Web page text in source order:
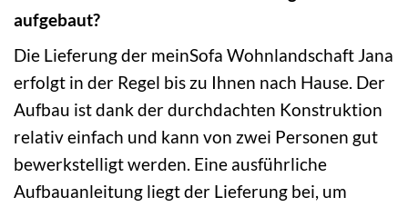
aufgebaut?
Die Lieferung der meinSofa Wohnlandschaft Jana
erfolgt in der Regel bis zu Ihnen nach Hause. Der
Aufbau ist dank der durchdachten Konstruktion
relativ einfach und kann von zwei Personen gut
bewerkstelligt werden. Eine ausführliche
Aufbauanleitung liegt der Lieferung bei, um